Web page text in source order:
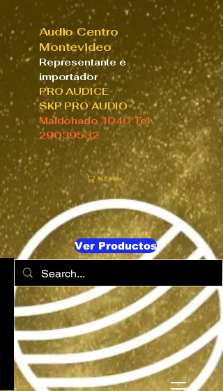
Audio Centro
Montevideo
Representante e
importador
PRO AUDICE
SKP PRO AUDIO
Maldonado 1040 Tel
29039532
Mi Carrito
Ver Productos